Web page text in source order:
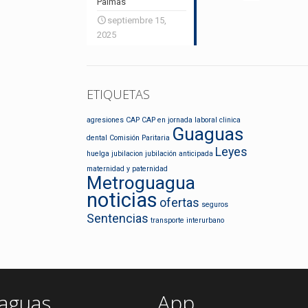
septiembre 15,
2025
ETIQUETAS
agresiones CAP CAP en jornada laboral clinica
dental Comisión Paritaria Guaguas
huelga jubilacion jubilación anticipada Leyes
maternidad y paternidad
Metroguagua
noticias ofertas seguros
Sentencias transporte interurbano